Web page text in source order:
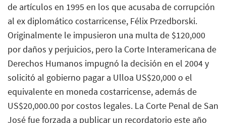
de artículos en 1995 en los que acusaba de corrupción
al ex diplomático costarricense, Félix Przedborski.
Originalmente le impusieron una multa de $120,000
por daños y perjuicios, pero la Corte Interamericana de
Derechos Humanos impugnó la decisión en el 2004 y
solicitó al gobierno pagar a Ulloa US$20,000 o el
equivalente en moneda costarricense, además de
US$20,000.00 por costos legales. La Corte Penal de San
José fue forzada a publicar un recordatorio este año